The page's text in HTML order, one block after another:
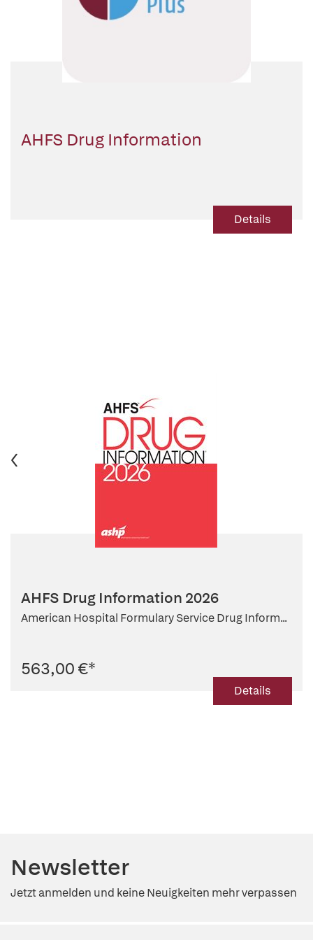
AHFS Drug Information
Details
AHFS Drug Information 2026
American Hospital Formulary Service Drug Inform...
563,00 €*
Details
Newsletter
Jetzt anmelden und keine Neuigkeiten mehr verpassen